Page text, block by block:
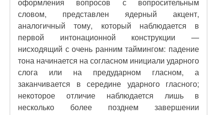
словом, представлен ядерный акцент,
аналогичный тому, который наблюдается в
первой интонационной конструкции —
нисходящий с очень ранним таймингом: падение
тона начинается на согласном инициали ударного
слога или на предударном гласном, а
заканчивается в середине ударного гласного;
некоторое отличие наблюдается лишь в
несколько более позднем завершении